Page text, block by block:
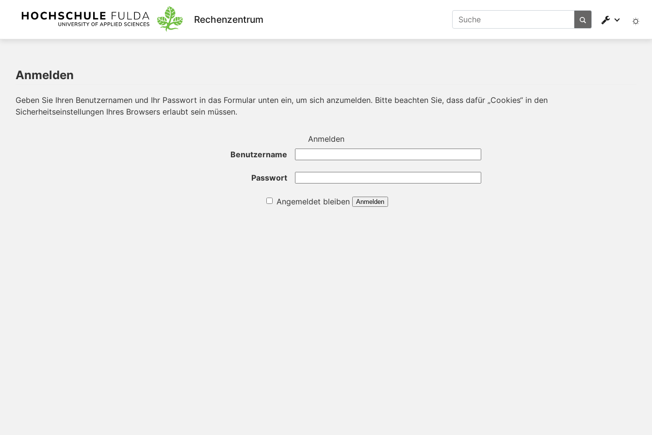
Rechenzentrum
Anmelden
Geben Sie Ihren Benutzernamen und Ihr Passwort in das Formular unten ein, um sich anzumelden. Bitte beachten Sie, dass dafür „Cookies“ in den
Sicherheitseinstellungen Ihres Browsers erlaubt sein müssen.
Anmelden
Benutzername
Passwort
Angemeldet bleiben Anmelden